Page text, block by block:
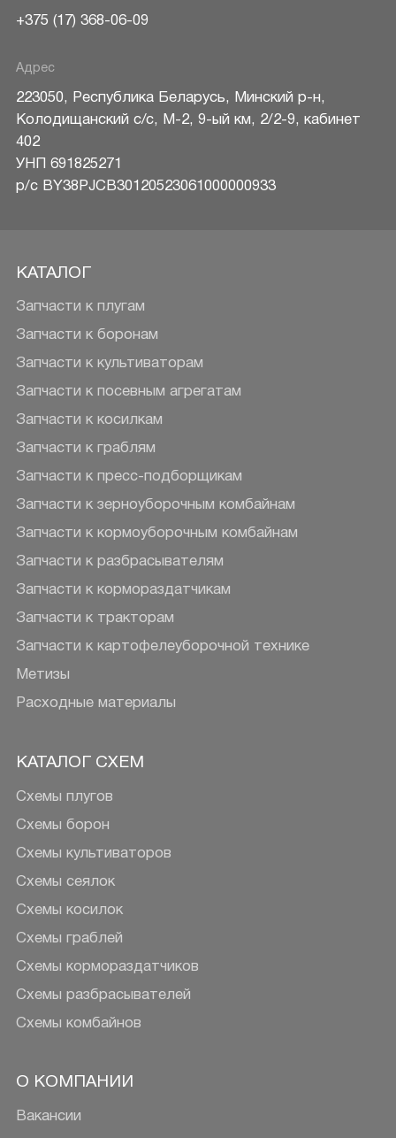
+375 (17) 368-06-09
Адрес
223050, Республика Беларусь, Минский р-н,
Колодищанский с/с, М-2, 9-ый км, 2/2-9, кабинет
402
УНП 691825271
р/c BY38PJCB30120523061000000933
КАТАЛОГ
Запчасти к плугам
Запчасти к боронам
Запчасти к культиваторам
Запчасти к посевным агрегатам
Запчасти к косилкам
Запчасти к граблям
Запчасти к пресс-подборщикам
Запчасти к зерноуборочным комбайнам
Запчасти к кормоуборочным комбайнам
Запчасти к разбрасывателям
Запчасти к кормораздатчикам
Запчасти к тракторам
Запчасти к картофелеуборочной технике
Метизы
Расходные материалы
КАТАЛОГ СХЕМ
Схемы плугов
Схемы борон
Схемы культиваторов
Схемы сеялок
Схемы косилок
Схемы граблей
Схемы кормораздатчиков
Схемы разбрасывателей
Схемы комбайнов
О КОМПАНИИ
Вакансии